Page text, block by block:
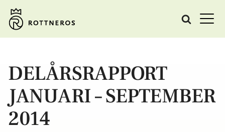
DELÅRSRAPPORT
JANUARI – SEPTEMBER
2014